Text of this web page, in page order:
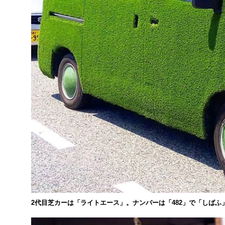
2代目芝カーは「ライトエース」。ナンバーは「482」で「しばふ